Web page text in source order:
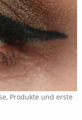
Produkte und erste